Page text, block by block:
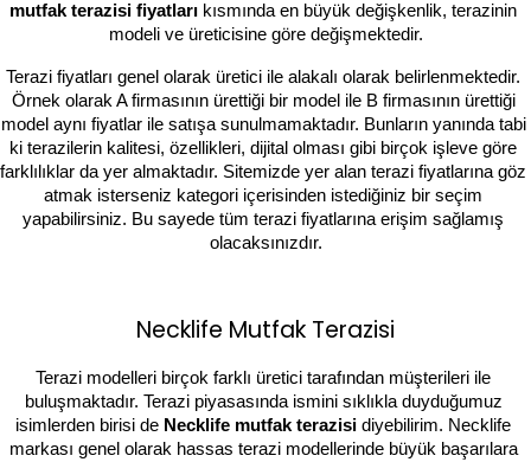
mutfak terazisi fiyatları kısmında en büyük değişkenlik, terazinin
modeli ve üreticisine göre değişmektedir.
Terazi fiyatları genel olarak üretici ile alakalı olarak belirlenmektedir.
Örnek olarak A firmasının ürettiği bir model ile B firmasının ürettiği
model aynı fiyatlar ile satışa sunulmamaktadır. Bunların yanında tabi
ki terazilerin kalitesi, özellikleri, dijital olması gibi birçok işleve göre
farklılıklar da yer almaktadır. Sitemizde yer alan terazi fiyatlarına göz
atmak isterseniz kategori içerisinden istediğiniz bir seçim
yapabilirsiniz. Bu sayede tüm terazi fiyatlarına erişim sağlamış
olacaksınızdır.
Necklife Mutfak Terazisi
Terazi modelleri birçok farklı üretici tarafından müşterileri ile
buluşmaktadır. Terazi piyasasında ismini sıklıkla duyduğumuz
isimlerden birisi de Necklife mutfak terazisi diyebilirim. Necklife
markası genel olarak hassas terazi modellerinde büyük başarılara